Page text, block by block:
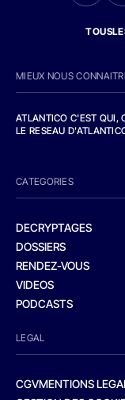
MIEUX NOUS
ATLANTICO C'EST QUI,
LE RESEAU
CATEGORIES
DECRYPTAGES
DOSSIERS
RENDEZ-VOUS
VIDEOS
PODCASTS
LEGAL
CGVMENTIONS